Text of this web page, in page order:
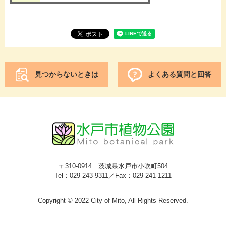
見つからないときは よくある質問と回答
〒310-0914 茨城県水戸市小吹町504
Tel：029-243-9311／Fax：029-241-1211
Copyright © 2022 City of Mito, All Rights Reserved.